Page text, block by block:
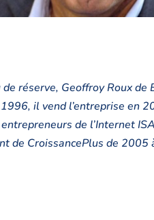
réserve, Geoffroy Roux
il vend l’entreprise en
de l’Internet
de CroissancePlus de